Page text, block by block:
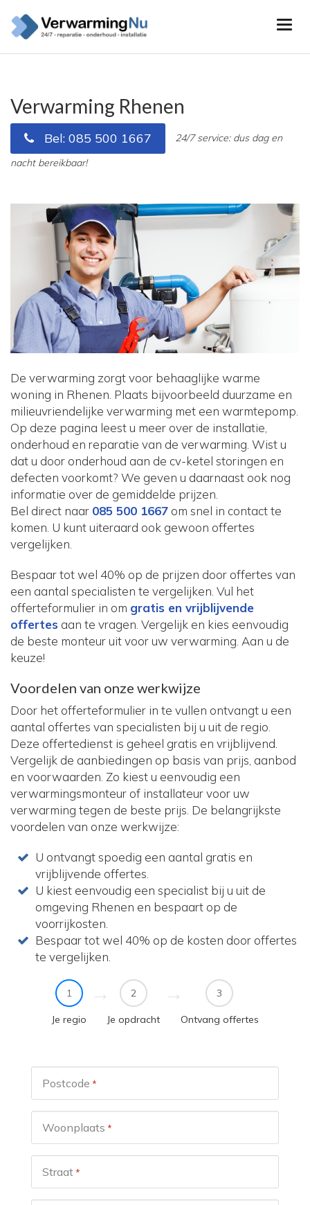
Verwarming Rhenen
Bel: 085 500 1667
24/7 service: dus dag en
nacht bereikbaar!
De verwarming zorgt voor behaaglijke warme
woning in Rhenen. Plaats bijvoorbeeld duurzame en
milieuvriendelijke verwarming met een warmtepomp.
Op deze pagina leest u meer over de installatie,
onderhoud en reparatie van de verwarming. Wist u
dat u door onderhoud aan de cv-ketel storingen en
defecten voorkomt? We geven u daarnaast ook nog
informatie over de gemiddelde prijzen.
Bel direct naar 085 500 1667 om snel in contact te
komen. U kunt uiteraard ook gewoon offertes
vergelijken.
Bespaar tot wel 40% op de prijzen door offertes van
een aantal specialisten te vergelijken. Vul het
offerteformulier in om gratis en vrijblijvende
offertes aan te vragen. Vergelijk en kies eenvoudig
de beste monteur uit voor uw verwarming. Aan u de
keuze!
Voordelen van onze werkwijze
Door het offerteformulier in te vullen ontvangt u een
aantal offertes van specialisten bij u uit de regio.
Deze offertedienst is geheel gratis en vrijblijvend.
Vergelijk de aanbiedingen op basis van prijs, aanbod
en voorwaarden. Zo kiest u eenvoudig een
verwarmingsmonteur of installateur voor uw
verwarming tegen de beste prijs. De belangrijkste
voordelen van onze werkwijze:
U ontvangt spoedig een aantal gratis en
vrijblijvende offertes.
U kiest eenvoudig een specialist bij u uit de
omgeving Rhenen en bespaart op de
voorrijkosten.
Bespaar tot wel 40% op de kosten door offertes
te vergelijken.
1
Je regio
2
Je opdracht
3
Ontvang offertes
Postcode *
Woonplaats *
Straat *